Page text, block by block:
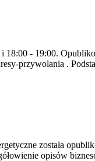
18:00 - 19:00.
przywolania .
została
opisów